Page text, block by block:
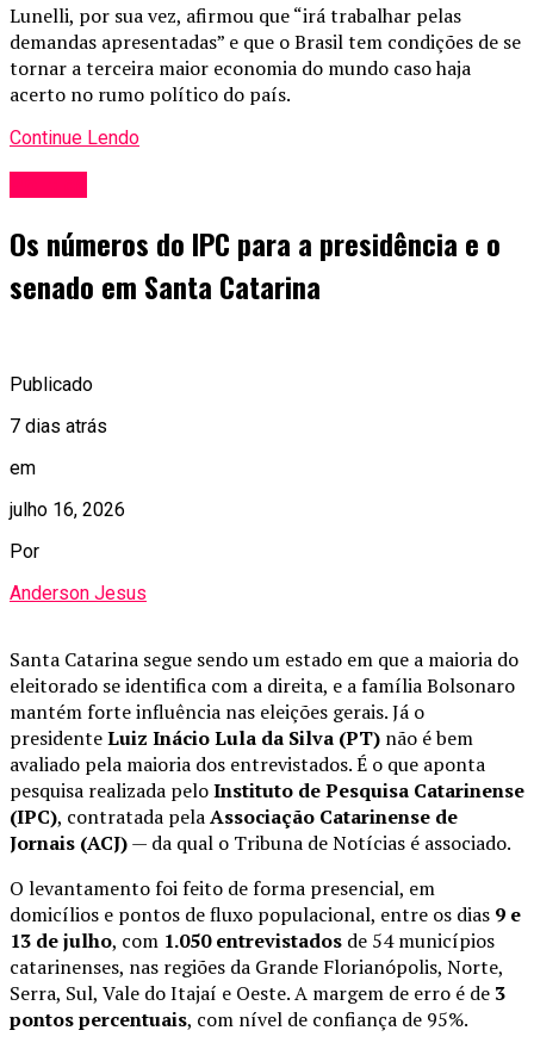
Lunelli, por sua vez, afirmou que “irá trabalhar pelas
demandas apresentadas” e que o Brasil tem condições de se
tornar a terceira maior economia do mundo caso haja
acerto no rumo político do país.
Continue Lendo
Os números do IPC para a presidência e o
senado em Santa Catarina
Publicado
7 dias atrás
em
julho 16, 2026
Por
Anderson Jesus
Santa Catarina segue sendo um estado em que a maioria do
eleitorado se identifica com a direita, e a família Bolsonaro
mantém forte influência nas eleições gerais. Já o
presidenteLuiz Inácio Lula da Silva (PT) não é bem
avaliado pela maioria dos entrevistados. É o que aponta
pesquisa realizada peloInstituto de Pesquisa Catarinense
(IPC), contratada pelaAssociação Catarinense de
Jornais (ACJ)— da qual o Tribuna de Notícias é associado.
O levantamento foi feito de forma presencial, em
domicílios e pontos de fluxo populacional, entre os dias 9 e
13 de julho, com 1.050 entrevistados de 54 municípios
catarinenses, nas regiões da Grande Florianópolis, Norte,
Serra, Sul, Vale do Itajaí e Oeste. A margem de erro é de 3
pontos percentuais, com nível de confiança de 95%.